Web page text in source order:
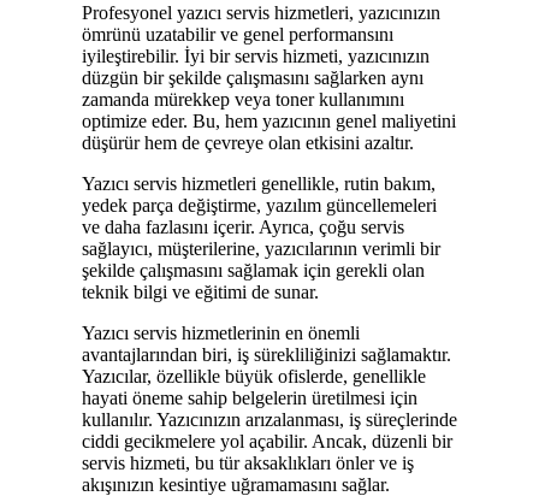
Profesyonel yazıcı servis hizmetleri, yazıcınızın
ömrünü uzatabilir ve genel performansını
iyileştirebilir. İyi bir servis hizmeti, yazıcınızın
düzgün bir şekilde çalışmasını sağlarken aynı
zamanda mürekkep veya toner kullanımını
optimize eder. Bu, hem yazıcının genel maliyetini
düşürür hem de çevreye olan etkisini azaltır.
Yazıcı servis hizmetleri genellikle, rutin bakım,
yedek parça değiştirme, yazılım güncellemeleri
ve daha fazlasını içerir. Ayrıca, çoğu servis
sağlayıcı, müşterilerine, yazıcılarının verimli bir
şekilde çalışmasını sağlamak için gerekli olan
teknik bilgi ve eğitimi de sunar.
Yazıcı servis hizmetlerinin en önemli
avantajlarından biri, iş sürekliliğinizi sağlamaktır.
Yazıcılar, özellikle büyük ofislerde, genellikle
hayati öneme sahip belgelerin üretilmesi için
kullanılır. Yazıcınızın arızalanması, iş süreçlerinde
ciddi gecikmelere yol açabilir. Ancak, düzenli bir
servis hizmeti, bu tür aksaklıkları önler ve iş
akışınızın kesintiye uğramamasını sağlar.